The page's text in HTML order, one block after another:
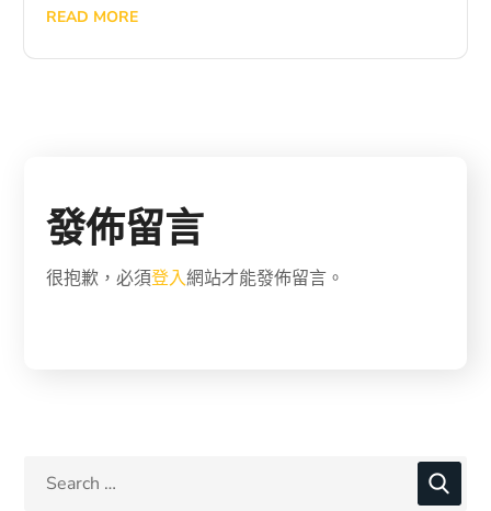
READ MORE
發佈留言
很抱歉，必須登入網站才能發佈留言。